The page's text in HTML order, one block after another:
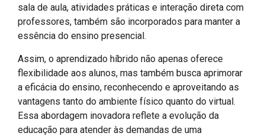
sala de aula, atividades práticas e interação direta com
professores, também são incorporados para manter a
essência do ensino presencial.
Assim, o aprendizado híbrido não apenas oferece
flexibilidade aos alunos, mas também busca aprimorar
a eficácia do ensino, reconhecendo e aproveitando as
vantagens tanto do ambiente físico quanto do virtual.
Essa abordagem inovadora reflete a evolução da
educação para atender às demandas de uma